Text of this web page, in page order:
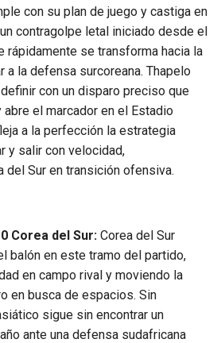
con su plan de juego y castiga en
contragolpe letal iniciado desde el
rápidamente se transforma hacia la
a la defensa surcoreana. Thapelo
con un disparo preciso que
abre el marcador en el Estadio
a la perfección la estrategia
y salir con velocidad,
del Sur en transición ofensiva.
Corea del Sur: Corea del Sur
balón en este tramo del partido,
en campo rival y moviendo la
en busca de espacios. Sin
sigue sin encontrar un
ante una defensa sudafricana